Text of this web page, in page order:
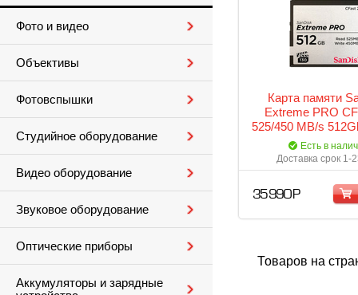
Фото и видео
Объективы
Фотовспышки
Студийное оборудование
Видео оборудование
Звуковое оборудование
Оптические приборы
Аккумуляторы и зарядные
Карта памяти
Extreme PRO
525/450 MB/s
(SDCFSP-
Есть в
Доставка срок 1-
35 990 Р
Товаров на